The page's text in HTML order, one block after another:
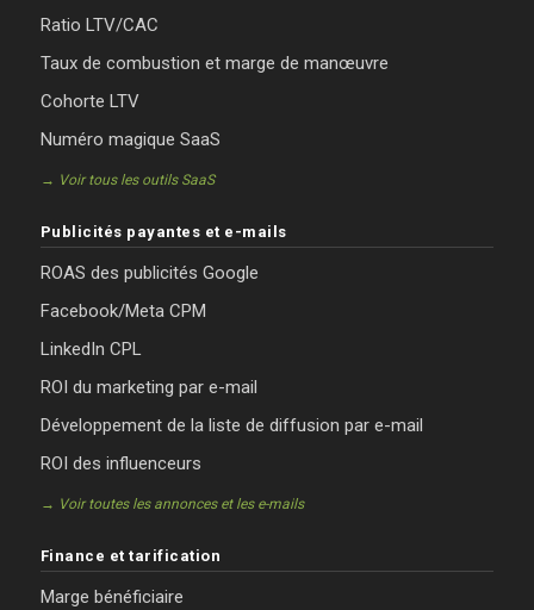
Ratio LTV/CAC
Taux de combustion et marge de manœuvre
Cohorte LTV
Numéro magique SaaS
→ Voir tous les outils SaaS
Publicités payantes et e-mails
ROAS des publicités Google
Facebook/Meta CPM
LinkedIn CPL
ROI du marketing par e-mail
Développement de la liste de diffusion par e-mail
ROI des influenceurs
→ Voir toutes les annonces et les e-mails
Finance et tarification
Marge bénéficiaire